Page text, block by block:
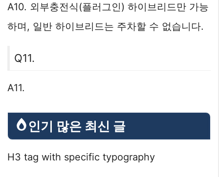
A10. 외부충전식(플러그인) 하이브리드만 가능
하며, 일반 하이브리드는 주차할 수 없습니다.
Q11.
A11.
인기 많은 최신 글
H3 tag with specific typography